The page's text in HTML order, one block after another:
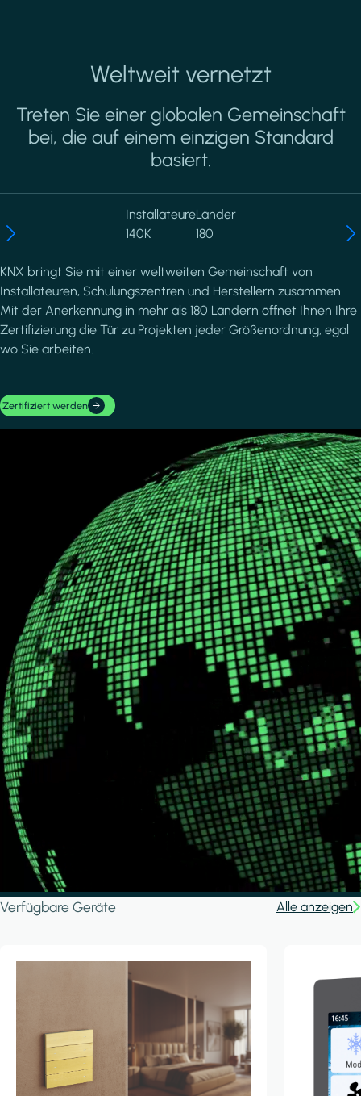
Weltweit vernetzt
Treten Sie einer globalen Gemeinschaft
bei, die auf einem einzigen Standard
basiert.
Installateure
140K
Länder
180
KNX bringt Sie mit einer weltweiten Gemeinschaft von
Installateuren, Schulungszentren und Herstellern zusammen.
Mit der Anerkennung in mehr als 180 Ländern öffnet Ihnen Ihre
Zertifizierung die Tür zu Projekten jeder Größenordnung, egal
wo Sie arbeiten.
Zertifiziert werden
Verfügbare Geräte Alle anzeigen